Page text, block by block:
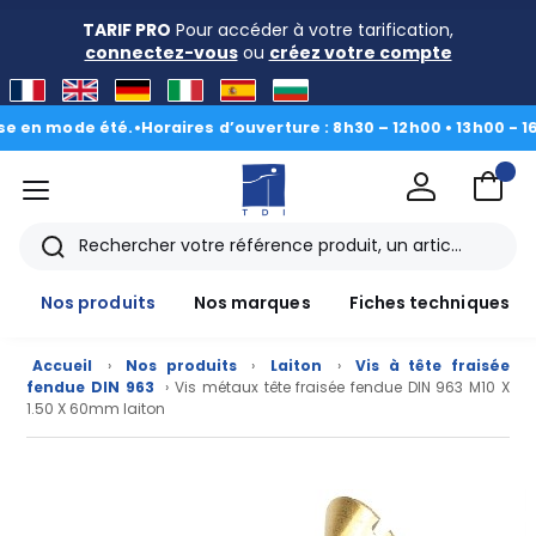
TARIF PRO Pour accéder à votre tarification,
connectez-vousou créez votre compte
été.•Horaires d’ouverture : 8h30 – 12h00 • 13h00 - 16h30|
menu
Rechercher
Nos produits
Nos marques Fiches techniques
Accueil › Nos produits › Laiton ›
Vis à tête fraisée
fendue DIN 963
› Vis métaux tête fraisée fendue DIN 963 M10 X
1.50 X 60mm laiton